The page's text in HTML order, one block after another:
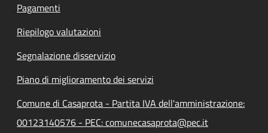
Pagamenti
Riepilogo valutazioni
Segnalazione disservizio
Piano di miglioramento dei servizi
Comune di Casaprota - Partita IVA dell'amministrazione:
00123140576 - PEC: comunecasaprota@pec.it